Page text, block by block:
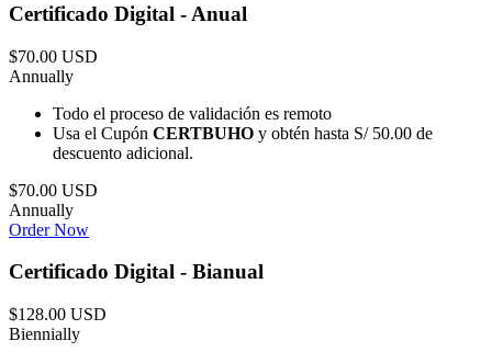
Certificado Digital - Anual
$70.00 USD
Annually
Todo el proceso de validación es remoto
Usa el Cupón CERTBUHO y obtén hasta S/ 50.00 de
descuento adicional.
$70.00 USD
Annually
Order Now
Certificado Digital - Bianual
$128.00 USD
Biennially